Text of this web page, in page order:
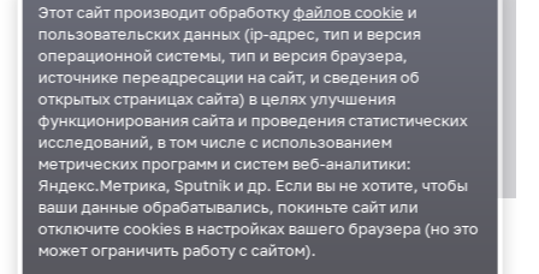
Приложения
Этот сайт производит обработкуфайлов cookie и
пользовательских данных (ip-адрес, тип и версия
операционной системы, тип и версия браузера,
источнике переадресации на сайт, и сведения об
открытых страницах сайта) в целях улучшения
функционирования сайта и проведения статистических
исследований, в том числе с использованием
метрических программ и систем веб-аналитики:
Яндекс.Метрика, Sputnik и др. Если вы не хотите, чтобы
ваши данные обрабатывались, покиньте сайт или
отключите cookies в настройках вашего браузера (но это
может ограничить работу с сайтом).